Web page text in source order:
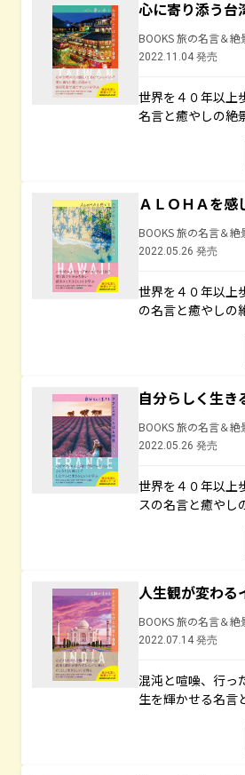
心に寄り添う台
BOOKS 旅の名言＆絶
2022.11.04 発売
世界を４０年以上
名言と癒やしの絶
ＡＬＯＨＡを感
BOOKS 旅の名言＆絶
2022.05.26 発売
世界を４０年以上
の名言と癒やしの
自分らしく生き
BOOKS 旅の名言＆絶
2022.05.26 発売
世界を４０年以上
スの名言と癒やし
人生観が変わる
BOOKS 旅の名言＆絶
2022.07.14 発売
混沌と喧噪、行っ
生を輝かせる名言